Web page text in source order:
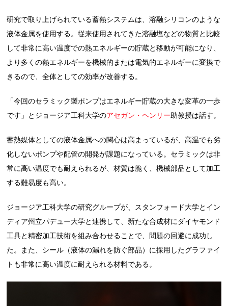
研究で取り上げられている蓄熱システムは、溶融シリコンのような
液体金属を使用する。従来使用されてきた溶融塩などの物質と比較
して非常に高い温度での熱エネルギーの貯蔵と移動が可能になり、
より多くの熱エネルギーを機械的または電気的エネルギーに変換で
きるので、全体としての効率が改善する。
「今回のセラミック製ポンプはエネルギー貯蔵の大きな変革の一歩
です」とジョージア工科大学のアセガン・ヘンリー助教授は話す。
蓄熱媒体としての液体金属への関心は高まっているが、高温でも劣
化しないポンプや配管の開発が課題になっている。セラミックは非
常に高い温度でも耐えられるが、材質は脆く、機械部品として加工
する難易度も高い。
ジョージア工科大学の研究グループが、スタンフォード大学とイン
ディア州立パデュー大学と連携して、新たな合成材にダイヤモンド
工具と精密加工技術を組み合わせることで、問題の回避に成功し
た。また、シール（液体の漏れを防ぐ部品）に採用したグラファイ
トも非常に高い温度に耐えられる材料である。